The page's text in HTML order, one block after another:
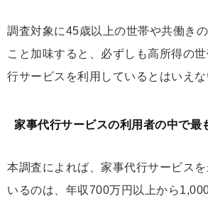
調査対象に45歳以上の世帯や共働き
こと加味すると、必ずしも高所得の
行サービスを利用しているとはいえな
家事代行サービスの利用者の中で最
本調査によれば、家事代行サービス
いるのは、年収700万円以上から